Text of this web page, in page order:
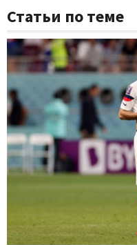
Статьи по теме